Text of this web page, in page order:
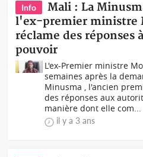
Info
Mali : La
l'ex-premier ministre
réclame des réponses
pouvoir
L'ex-Premier ministre
semaines après la
Minusma , l'ancien
des réponses aux
manière dont elle com...
il y a 3 ans